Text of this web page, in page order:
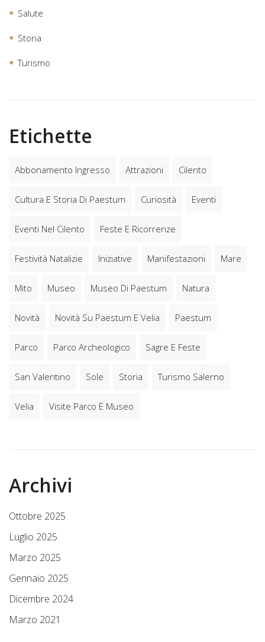
Salute
Storia
Turismo
Etichette
Abbonamento Ingresso Attrazioni Cilento
Cultura E Storia Di Paestum Curiosità Eventi
Eventi Nel Cilento Feste E Ricorrenze
Festività Natalizie Iniziative Manifestazioni Mare
Mito Museo Museo Di Paestum Natura
Novità Novità Su Paestum E Velia Paestum
Parco Parco Archeologico Sagre E Feste
San Valentino Sole Storia Turismo Salerno
Velia Visite Parco E Museo
Archivi
Ottobre 2025
Luglio 2025
Marzo 2025
Gennaio 2025
Dicembre 2024
Marzo 2021